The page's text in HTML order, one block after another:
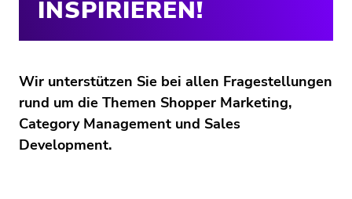
Wir unterstützen Sie bei allen Fragestellungen
rund um die Themen Shopper Marketing,
Category Management und Sales
Development.
INSPIRIEREN!